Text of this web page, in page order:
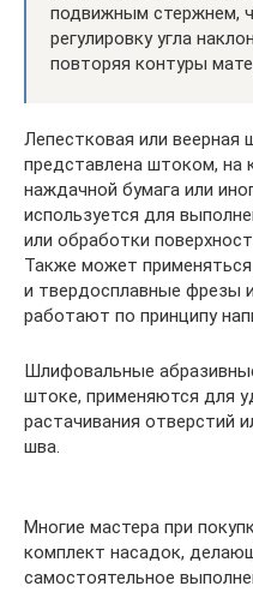
подвижным стержнем,
регулировку угла
повторяя контуры
Лепестковая или веерная
представлена штоком, на
наждачной бумага или
используется для
или обработки
Также может
и твердосплавные фрезы
работают по принципу
Шлифовальные
штоке, применяются для
растачивания отверстий
шва.
Многие мастера при
комплект насадок,
самостоятельное